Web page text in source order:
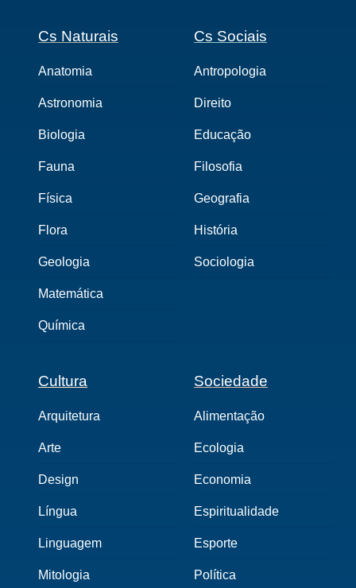
Cs Naturais
Anatomia
Astronomia
Biologia
Fauna
Física
Flora
Geologia
Matemática
Química
Cs Sociais
Antropologia
Direito
Educação
Filosofia
Geografia
História
Sociologia
Cultura
Arquitetura
Arte
Design
Língua
Linguagem
Mitologia
Sociedade
Alimentação
Ecologia
Economia
Espiritualidade
Esporte
Política